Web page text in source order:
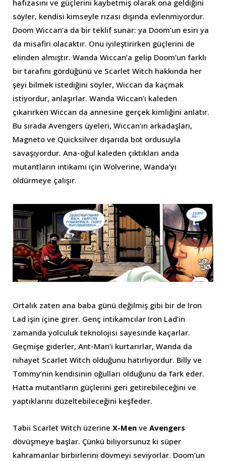
hafızasını ve güçlerini kaybetmiş olarak ona geldiğini
söyler, kendisi kimseyle rızası dışında evlenmiyordur.
Doom Wiccan’a da bir teklif sunar: ya Doom’un esiri ya
da misafiri olacaktır. Onu iyileştirirken güçlerini de
elinden almıştır. Wanda Wiccan’a gelip Doom’un farklı
bir tarafını gördüğünü ve Scarlet Witch hakkında her
şeyi bilmek istediğini söyler, Wiccan da kaçmak
istiyordur, anlaşırlar. Wanda Wiccan’ı kaleden
çıkarırken Wiccan da annesine gerçek kimliğini anlatır.
Bu sırada Avengers üyeleri, Wiccan’ın arkadaşları,
Magneto ve Quicksilver dışarıda bot ordusuyla
savaşıyordur. Ana-oğul kaleden çıktıkları anda
mutantların intikamı için Wolverine, Wanda’yı
öldürmeye çalışır.
Ortalık zaten ana baba günü değilmiş gibi bir de Iron
Lad işin içine girer. Genç intikamcılar Iron Lad’in
zamanda yolculuk teknolojisi sayesinde kaçarlar.
Geçmişe giderler, Ant-Man’i kurtarırlar, Wanda da
nihayet Scarlet Witch olduğunu hatırlıyordur. Billy ve
Tommy’nin kendisinin oğulları olduğunu da fark eder.
Hatta mutantların güçlerini geri getirebileceğini ve
yaptıklarını düzeltebileceğini keşfeder.
Tabii Scarlet Witch üzerine X-Men ve Avengers
dövüşmeye başlar. Çünkü biliyorsunuz ki süper
kahramanlar birbirlerini dövmeyi seviyorlar. Doom’un